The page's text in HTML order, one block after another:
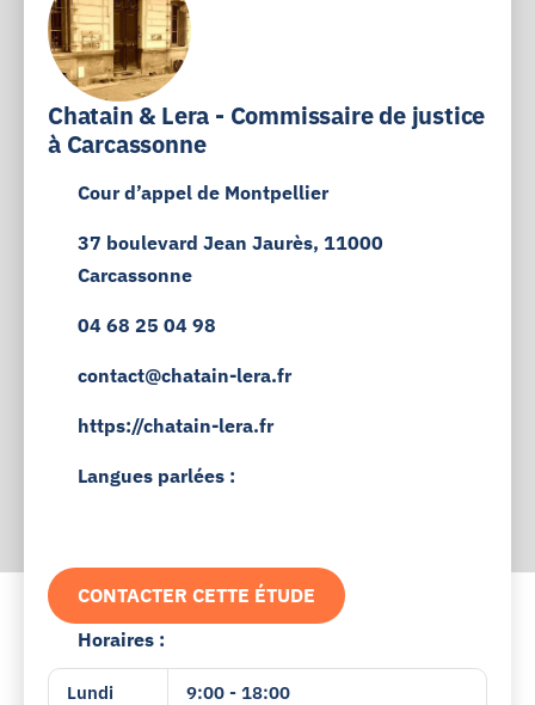
Chatain & Lera - Commissaire de justice
à Carcassonne
Cour d’appel de Montpellier
37 boulevard Jean Jaurès, 11000
Carcassonne
04 68 25 04 98
contact@chatain-lera.fr
https://chatain-lera.fr
Langues parlées :
CONTACTER CETTE ÉTUDE
Horaires :
Lundi 9:00 - 18:00